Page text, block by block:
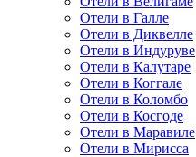
Отели в Галле
Отели в Диквелле
Отели в Индуруве
Отели в Калутаре
Отели в Коггале
Отели в Коломбо
Отели в Косгоде
Отели в Маравиле
Отели в Мирисса